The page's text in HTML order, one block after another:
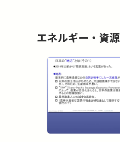
エネルギー・資源